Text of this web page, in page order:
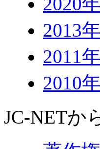
2013
2011
2010
JC-NETか